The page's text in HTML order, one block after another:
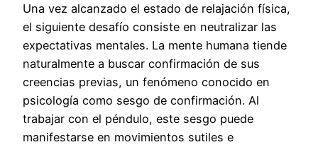
Una vez alcanzado el estado de relajación física,
el siguiente desafío consiste en neutralizar las
expectativas mentales. La mente humana tiende
naturalmente a buscar confirmación de sus
creencias previas, un fenómeno conocido en
psicología como sesgo de confirmación. Al
trabajar con el péndulo, este sesgo puede
manifestarse en movimientos sutiles e